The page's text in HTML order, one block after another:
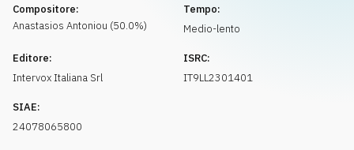
Compositore:
Anastasios Antoniou (50.0%)
Tempo:
Medio-lento
Editore:
Intervox Italiana Srl
ISRC:
IT9LL2301401
SIAE:
24078065800